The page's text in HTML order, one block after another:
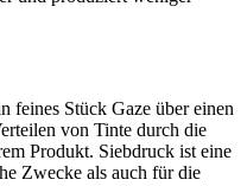
feines Stück Gaze über einen
von Tinte durch die
Produkt. Siebdruck ist eine
Zwecke als auch für die